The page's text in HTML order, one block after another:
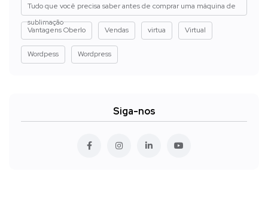
Tudo que você precisa saber antes de comprar uma máquina de
sublimação
Vantagens Oberlo
Vendas virtua Virtual
Wordpess Wordpress
Siga-nos